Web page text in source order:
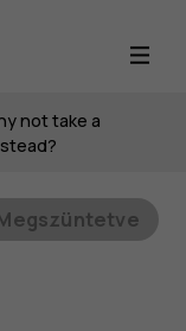
not take a